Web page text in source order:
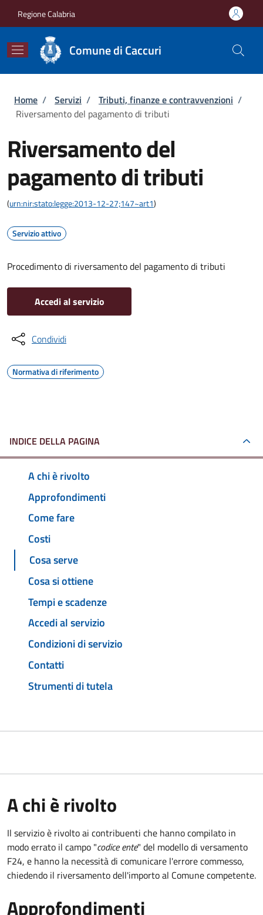
Regione Calabria
Comune di Caccuri
Briciole di pane
Home / Servizi / Tributi, finanze e contravvenzioni /
Riversamento del pagamento di tributi
Riversamento del
pagamento di tributi
(urn:nir:stato:legge:2013-12-27;147~art1)
Servizio attivo
Procedimento di riversamento del pagamento di tributi
Accedi al servizio
Condividi
Normativa di riferimento
INDICE DELLA PAGINA
A chi è rivolto
Approfondimenti
Come fare
Costi
Cosa serve
Cosa si ottiene
Tempi e scadenze
Accedi al servizio
Condizioni di servizio
Contatti
Strumenti di tutela
A chi è rivolto
Il servizio è rivolto ai contribuenti che hanno compilato in
modo errato il campo "codice ente" del modello di versamento
F24, e hanno la necessità di comunicare l'errore commesso,
chiedendo il riversamento dell'importo al Comune competente.
Approfondimenti